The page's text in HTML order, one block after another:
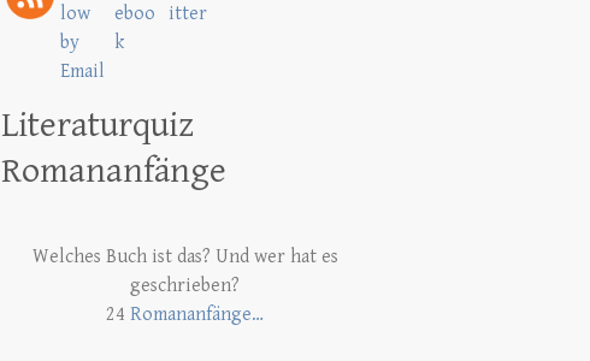
Literaturquiz
Romananfänge
Welches Buch ist das? Und wer hat es
geschrieben?
24Romananfänge…